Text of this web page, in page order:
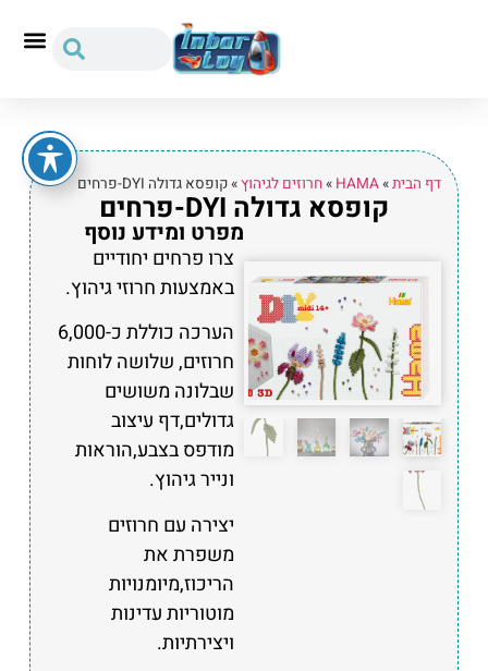
דף הבית»
HAMA
»חרוזים לגיהוץ»קופסא גדולה DYI-פרחים
קופסא גדולה DYI-פרחים
מפרט ומידע נוסף
צרו פרחים יחודיים
באמצעות חרוזי גיהוץ.
הערכה כוללת כ-6,000
חרוזים, שלושה לוחות
שבלונה משושים
גדולים,דף עיצוב
מודפס בצבע,הוראות
ונייר גיהוץ.
יצירה עם חרוזים
משפרת את
הריכוז,מיומנויות
מוטוריות עדינות
ויצירתיות.